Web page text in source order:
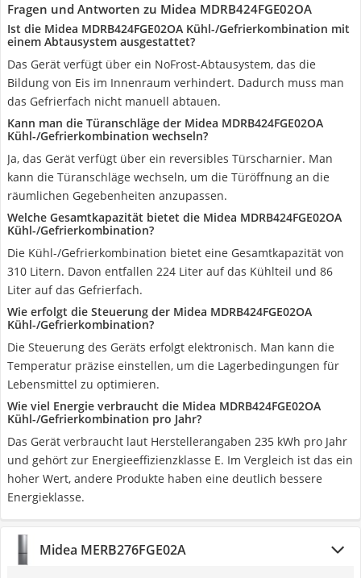
Fragen und Antworten zu Midea MDRB424FGE02OA
Ist die Midea MDRB424FGE02OA Kühl-/Gefrierkombination mit
einem Abtausystem ausgestattet?
Das Gerät verfügt über ein NoFrost-Abtausystem, das die
Bildung von Eis im Innenraum verhindert. Dadurch muss man
das Gefrierfach nicht manuell abtauen.
Kann man die Türanschläge der Midea MDRB424FGE02OA
Kühl-/Gefrierkombination wechseln?
Ja, das Gerät verfügt über ein reversibles Türscharnier. Man
kann die Türanschläge wechseln, um die Türöffnung an die
räumlichen Gegebenheiten anzupassen.
Welche Gesamtkapazität bietet die Midea MDRB424FGE02OA
Kühl-/Gefrierkombination?
Die Kühl-/Gefrierkombination bietet eine Gesamtkapazität von
310 Litern. Davon entfallen 224 Liter auf das Kühlteil und 86
Liter auf das Gefrierfach.
Wie erfolgt die Steuerung der Midea MDRB424FGE02OA
Kühl-/Gefrierkombination?
Die Steuerung des Geräts erfolgt elektronisch. Man kann die
Temperatur präzise einstellen, um die Lagerbedingungen für
Lebensmittel zu optimieren.
Wie viel Energie verbraucht die Midea MDRB424FGE02OA
Kühl-/Gefrierkombination pro Jahr?
Das Gerät verbraucht laut Herstellerangaben 235 kWh pro Jahr
und gehört zur Energieeffizienzklasse E. Im Vergleich ist das ein
hoher Wert, andere Produkte haben eine deutlich bessere
Energieklasse.
Midea MERB276FGE02A